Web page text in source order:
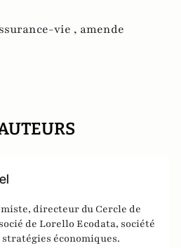
vie , amende
directeur du Cercle de
de Lorello Ecodata, société
économiques.